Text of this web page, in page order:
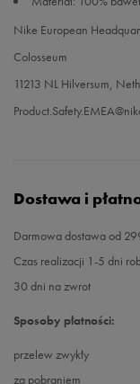
Nike European
Colosseum
11213 NL Hilversum,
Dostawa i
Darmowa dostawa od
Czas realizacji 1-5 dni
30 dni na zwrot
Sposoby płatności:
przelew zwykły
za pobraniem